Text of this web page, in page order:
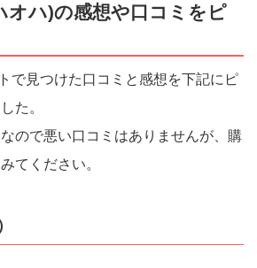
オハ)の感想や口コミをピ
で見つけた口コミと感想を下記にピ
た。
ので悪い口コミはありませんが、購
てください。